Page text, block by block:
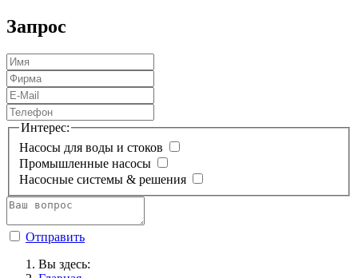
Запрос
Интерес:
Насосы для воды и стоков
Промышленные насосы
Насосные системы & решения
Отправить
Вы здесь: